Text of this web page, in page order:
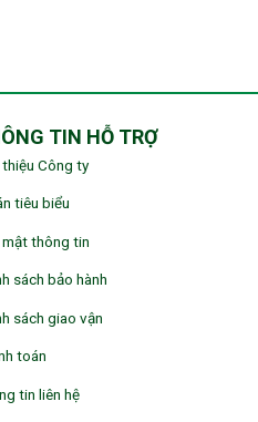
TIN HỖ TRỢ
thiệu Công ty
tiêu biểu
mật thông tin
sách bảo hành
sách giao vận
toán
tin liên hệ